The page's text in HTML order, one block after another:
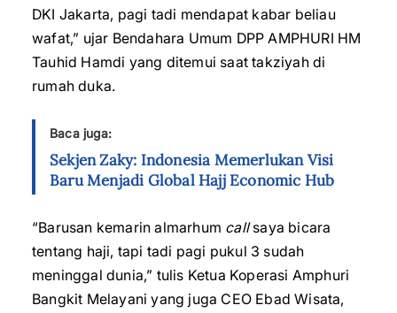
DKI Jakarta, pagi tadi mendapat kabar beliau
wafat,” ujar Bendahara Umum DPP AMPHURI HM
Tauhid Hamdi yang ditemui saat takziyah di
rumah duka.
Baca juga:
Sekjen Zaky: Indonesia Memerlukan Visi
Baru Menjadi Global Hajj Economic Hub
“Barusan kemarin almarhum callsaya bicara
tentang haji, tapi tadi pagi pukul 3 sudah
meninggal dunia,” tulis Ketua Koperasi Amphuri
Bangkit Melayani yang juga CEO Ebad Wisata,